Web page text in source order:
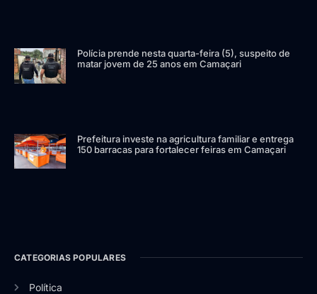
Polícia prende nesta quarta-feira (5), suspeito de
matar jovem de 25 anos em Camaçari
Prefeitura investe na agricultura familiar e entrega
150 barracas para fortalecer feiras em Camaçari
CATEGORIAS POPULARES
Política